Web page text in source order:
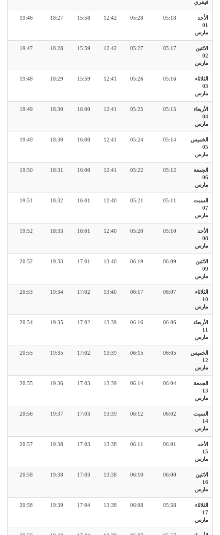
فيفري
الأحد
01
مارس
05:18
05:28
12:42
15:58
18:27
19:46
الاثنين
02
مارس
05:17
05:27
12:42
15:59
18:28
19:47
الثلاثاء
03
مارس
05:16
05:26
12:41
15:59
18:29
19:48
الأربعاء
04
مارس
05:15
05:25
12:41
16:00
18:30
19:49
الخميس
05
مارس
05:14
05:24
12:41
16:00
18:30
19:49
الجمعة
06
مارس
05:12
05:22
12:41
16:00
18:31
19:50
السبت
07
مارس
05:11
05:21
12:40
16:01
18:32
19:51
الأحد
08
مارس
05:10
05:20
12:40
16:01
18:33
19:52
الاثنين
09
مارس
06:09
06:19
13:40
17:01
19:33
20:52
الثلاثاء
10
مارس
06:07
06:17
13:40
17:02
19:34
20:53
الأربعاء
11
مارس
06:06
06:16
13:39
17:02
19:35
20:54
الخميس
12
مارس
06:05
06:15
13:39
17:02
19:35
20:55
الجمعة
13
مارس
06:04
06:14
13:39
17:03
19:36
20:55
السبت
14
مارس
06:02
06:12
13:39
17:03
19:37
20:56
الأحد
15
مارس
06:01
06:11
13:38
17:03
19:38
20:57
الاثنين
16
مارس
06:00
06:10
13:38
17:03
19:38
20:58
الثلاثاء
17
مارس
05:58
06:08
13:38
17:04
19:39
20:58